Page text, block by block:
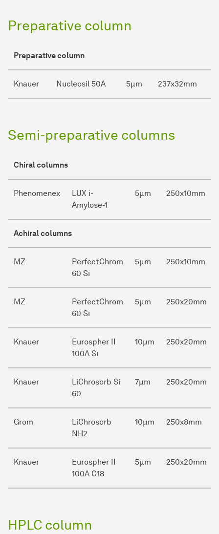
Preparative column
Preparative column
Knauer Nucleosil 50A 5µm 237x32mm
Semi-preparative columns
Chiral columns
Phenomenex
LUX i-
Amylose-1
5µm 250x10mm
Achiral columns
MZ
PerfectChrom
60 Si
5µm 250x10mm
MZ
PerfectChrom
60 Si
5µm 250x20mm
Knauer
Eurospher II
100A Si
10µm 250x20mm
Knauer
LiChrosorb Si
60
7µm 250x20mm
Grom
LiChrosorb
NH2
10µm 250x8mm
Knauer
Eurospher II
100A C18
5µm 250x20mm
HPLC column